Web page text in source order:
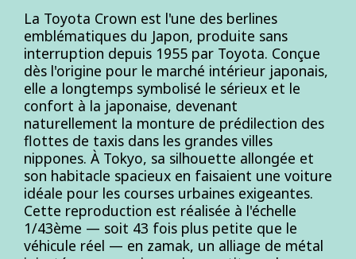
La Toyota Crown est l'une des berlines
emblématiques du Japon, produite sans
interruption depuis 1955 par Toyota. Conçue
dès l'origine pour le marché intérieur japonais,
elle a longtemps symbolisé le sérieux et le
confort à la japonaise, devenant
naturellement la monture de prédilection des
flottes de taxis dans les grandes villes
nippones. À Tokyo, sa silhouette allongée et
son habitacle spacieux en faisaient une voiture
idéale pour les courses urbaines exigeantes.
Cette reproduction est réalisée à l'échelle
1/43ème — soit 43 fois plus petite que le
véhicule réel — en zamak, un alliage de métal